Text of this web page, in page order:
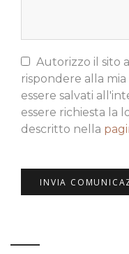
Autorizzo il sito
rispondere alla
essere salvati
essere richiesta la
descritto nella